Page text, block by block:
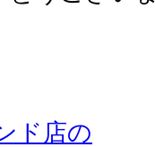
ド店の